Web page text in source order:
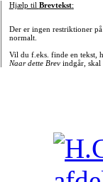
Hjælp til Brevtekst:
Der er ingen restriktioner
normalt.
Vil du f.eks. finde en tekst,
Naar dette Brevindgår, skal